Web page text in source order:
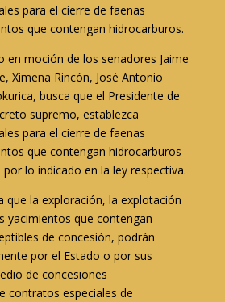
para el cierre de faenas
que contengan hidrocarburos.
en moción de los senadores Jaime
Ximena Rincón, José Antonio
busca que el Presidente de
supremo, establezca
para el cierre de faenas
que contengan hidrocarburos
lo indicado en la ley respectiva.
que la exploración, la explotación
yacimientos que contengan
de concesión, podrán
por el Estado o por sus
de concesiones
contratos especiales de